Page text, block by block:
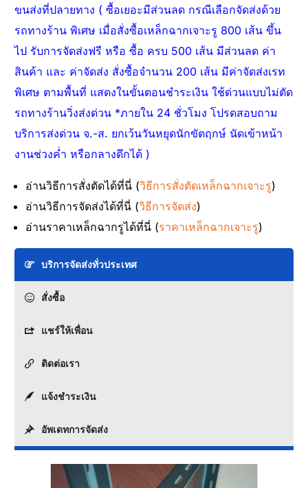
ขนส่งที่ปลายทาง ( ซื้อเยอะมีส่วนลด กรณีเลือกจัดส่งด้วย
รถทางร้าน พิเศษ เมื่อสั่งซื้อเหล็กฉากเจาะรู 800 เส้น ขึ้น
ไป รับการจัดส่งฟรี หรือ ซื้อ ครบ 500 เส้น มีส่วนลด ค่า
สินค้า และ ค่าจัดส่ง สั่งซื้อจำนวน 200 เส้น มีค่าจัดส่งเรท
พิเศษ ตามพื้นที่ แสดงในขั้นตอนชำระเงิน ใช้ด่วนแบบไม่ตัด
รถทางร้านวิ่งส่งด่วน *ภายใน 24 ชั่วโมง โปรดสอบถาม
บริการส่งด่วน จ.-ส. ยกเว้นวันหยุดนักขัตฤกษ์ นัดเข้าหน้า
งานช่วงค่ำ หรือกลางดึกได้ )
อ่านวิธีการสั่งตัดได้ที่นี่ (วิธีการสั่งตัดเหล็กฉากเจาะรู)
อ่านวิธีการจัดส่งได้ที่นี่ (วิธีการจัดส่ง)
อ่านราคาเหล็กฉากรูได้ที่นี่ (ราคาเหล็กฉากเจาะรู)
บริการจัดส่งทั่วประเทศ
สั่งซื้อ
แชร์ให้เพื่อน
ติดต่อเรา
แจ้งชำระเงิน
อัพเดทการจัดส่ง